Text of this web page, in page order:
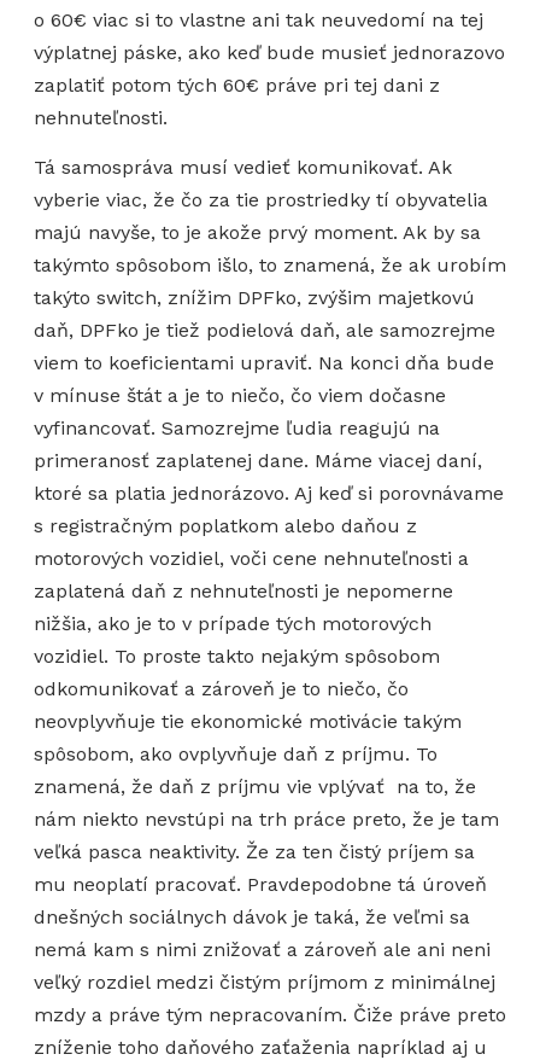
o 60€ viac si to vlastne ani tak neuvedomí na tej
výplatnej páske, ako keď bude musieť jednorazovo
zaplatiť potom tých 60€ práve pri tej dani z
nehnuteľnosti.
Tá samospráva musí vedieť komunikovať. Ak
vyberie viac, že čo za tie prostriedky tí obyvatelia
majú navyše, to je akože prvý moment. Ak by sa
takýmto spôsobom išlo, to znamená, že ak urobím
takýto switch, znížim DPFko, zvýšim majetkovú
daň, DPFko je tiež podielová daň, ale samozrejme
viem to koeficientami upraviť. Na konci dňa bude
v mínuse štát a je to niečo, čo viem dočasne
vyfinancovať. Samozrejme ľudia reagujú na
primeranosť zaplatenej dane. Máme viacej daní,
ktoré sa platia jednorázovo. Aj keď si porovnávame
s registračným poplatkom alebo daňou z
motorových vozidiel, voči cene nehnuteľnosti a
zaplatená daň z nehnuteľnosti je nepomerne
nižšia, ako je to v prípade tých motorových
vozidiel. To proste takto nejakým spôsobom
odkomunikovať a zároveň je to niečo, čo
neovplyvňuje tie ekonomické motivácie takým
spôsobom, ako ovplyvňuje daň z príjmu. To
znamená, že daň z príjmu vie vplývať na to, že
nám niekto nevstúpi na trh práce preto, že je tam
veľká pasca neaktivity. Že za ten čistý príjem sa
mu neoplatí pracovať. Pravdepodobne tá úroveň
dnešných sociálnych dávok je taká, že veľmi sa
nemá kam s nimi znižovať a zároveň ale ani neni
veľký rozdiel medzi čistým príjmom z minimálnej
mzdy a práve tým nepracovaním. Čiže práve preto
zníženie toho daňového zaťaženia napríklad aj u